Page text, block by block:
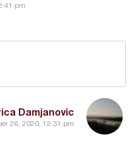
pm
Damjanovic
26, 2020, 12:31 pm